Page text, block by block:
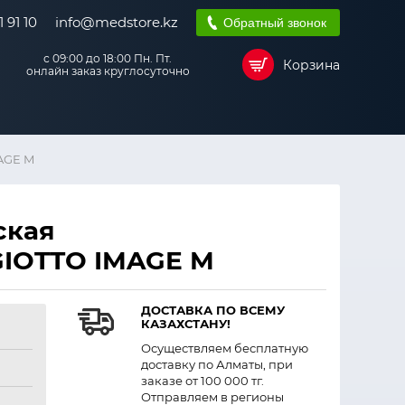
91 10 info@medstore.kz Обратный звонок
с 09:00 до 18:00 Пн. Пт.
онлайн заказ круглосуточно
Корзина
M
IMAGE M
ДОСТАВКА ПО ВСЕМУ
КАЗАХСТАНУ!
Осуществляем бесплатную
доставку по Алматы, при
заказе от 100 000 тг.
Отправляем в регионы